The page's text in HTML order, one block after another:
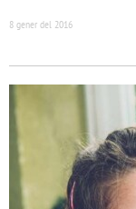
8 gener del 2016